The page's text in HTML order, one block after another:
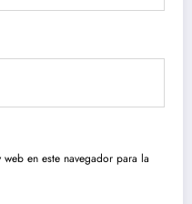
en este navegador para la